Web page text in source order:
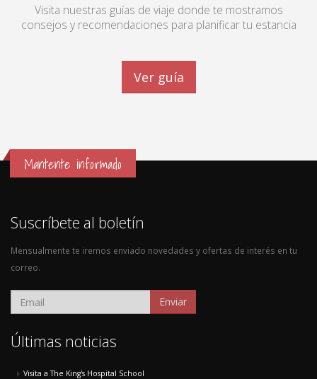
Visita nuestras guías de viaje donde te mostramos
consejos y recomendaciones para planificar tu estancia
Ver guía
Mantente informado
Suscríbete al boletín
Mensualmente te iremos enviado novedades y ofertas de interés en tu
correo.
Enviar
Últimas noticias
Visita a The King's Hospital School